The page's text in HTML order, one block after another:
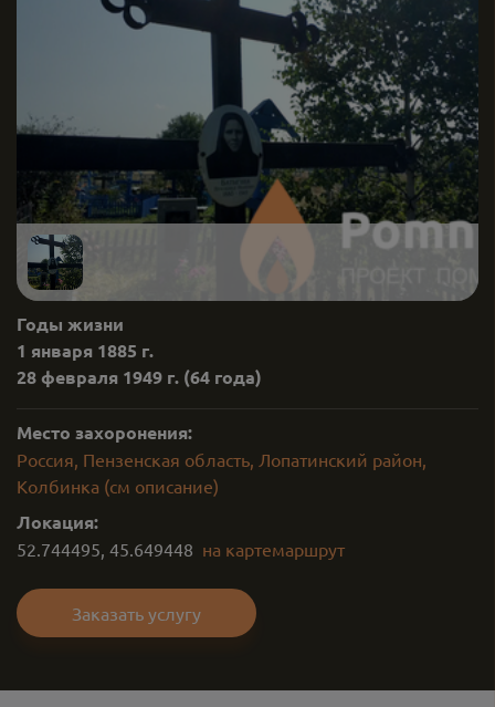
Годы жизни
1 января 1885 г.
28 февраля 1949 г. (64 года)
Место захоронения:
Россия, Пензенская область, Лопатинский район,
Колбинка (см описание)
Локация:
52.744495, 45.649448 на картемаршрут
Заказать услугу